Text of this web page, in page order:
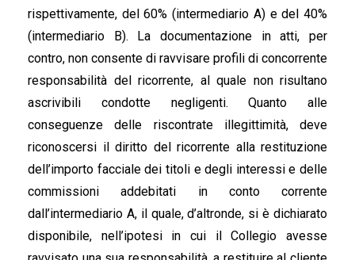
rispettivamente, del 60% (intermediario A) e del 40%
(intermediario B). La documentazione in atti, per
contro, non consente di ravvisare profili di concorrente
responsabilità del ricorrente, al quale non risultano
ascrivibili condotte negligenti. Quanto alle
conseguenze delle riscontrate illegittimità, deve
riconoscersi il diritto del ricorrente alla restituzione
dell’importo facciale dei titoli e degli interessi e delle
commissioni addebitati in conto corrente
dall’intermediario A, il quale, d’altronde, si è dichiarato
disponibile, nell’ipotesi in cui il Collegio avesse